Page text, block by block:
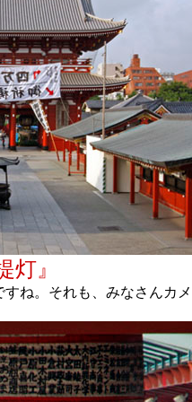
』
ね。それも、みなさんカ